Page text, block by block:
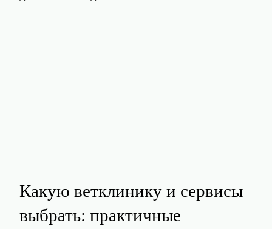
Какую ветклинику и сервисы
выбрать: практичные